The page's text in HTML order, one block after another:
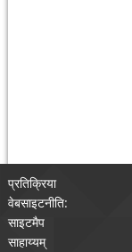
प्रतिक्रिया
वेबसाइटनीति:
साइटमैप
साहाय्यम्